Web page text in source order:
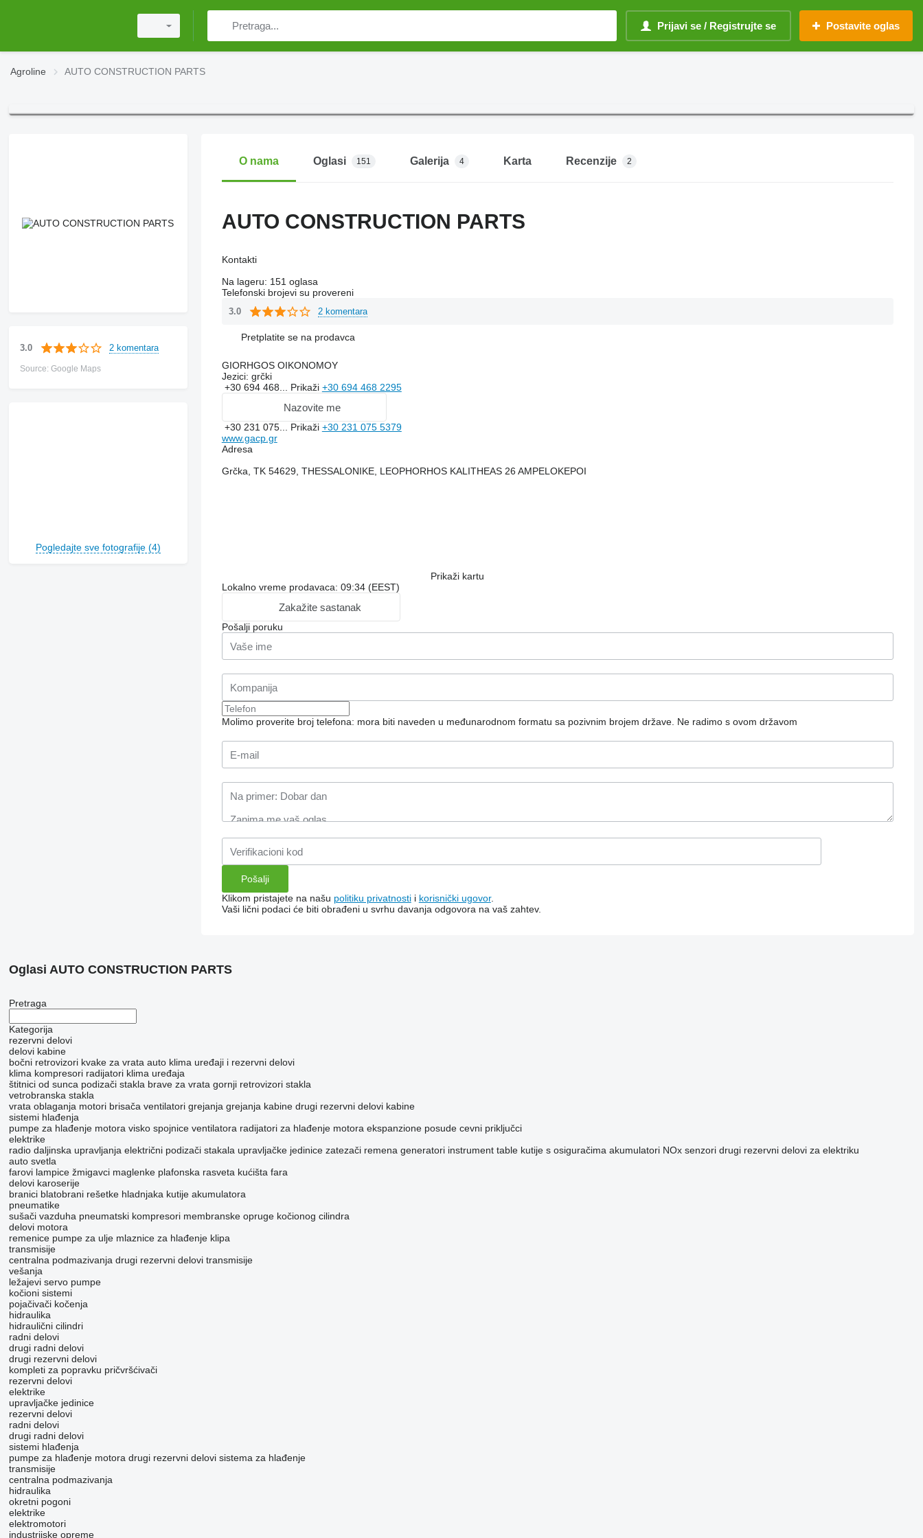
Prijavi se / Registrujte se Postavite oglas
Agroline AUTO CONSTRUCTION PARTS
3.0 2 komentara
Source: Google Maps
Pogledajte sve fotografije (4)
O nama Oglasi 151 Galerija 4 Karta Recenzije 2
AUTO CONSTRUCTION PARTS
Kontakti
Na lageru: 151 oglasa
Telefonski brojevi su provereni
3.0 2 komentara
Pretplatite se na prodavca
GIORHGOS OIKONOMOY
Jezici: grčki
+30 694 468... Prikaži +30 694 468 2295
Nazovite me
+30 231 075... Prikaži +30 231 075 5379
www.gacp.gr
Adresa
Grčka, TK 54629, THESSALONIKE, LEOPHORHOS KALITHEAS 26 AMPELOKEPOI
Prikaži kartu
Lokalno vreme prodavaca: 09:34 (EEST)
Zakažite sastanak
Pošalji poruku
Molimo proverite broj telefona: mora biti naveden u međunarodnom formatu sa pozivnim brojem države. Ne radimo s ovom državom
Klikom pristajete na našu politiku privatnostii korisnički ugovor.
Vaši lični podaci će biti obrađeni u svrhu davanja odgovora na vaš zahtev.
Oglasi AUTO CONSTRUCTION PARTS
Pretraga
Kategorija
rezervni delovi
delovi kabine
bočni retrovizori kvake za vrata auto klima uređaji i rezervni delovi
klima kompresori radijatori klima uređaja
štitnici od sunca podizači stakla brave za vrata gornji retrovizori stakla
vetrobranska stakla
vrata oblaganja motori brisača ventilatori grejanja grejanja kabine drugi rezervni delovi kabine
sistemi hlađenja
pumpe za hlađenje motora visko spojnice ventilatora radijatori za hlađenje motora ekspanzione posude cevni priključci
elektrike
radio daljinska upravljanja električni podizači stakala upravljačke jedinice zatezači remena generatori instrument table kutije s osiguračima akumulatori NOx senzori drugi rezervni delovi za elektriku
auto svetla
farovi lampice žmigavci maglenke plafonska rasveta kućišta fara
delovi karoserije
branici blatobrani rešetke hladnjaka kutije akumulatora
pneumatikе
sušači vazduha pneumatski kompresori membranske opruge kočionog cilindra
delovi motora
remenice pumpe za ulje mlaznice za hlađenje klipa
transmisije
centralna podmazivanja drugi rezervni delovi transmisije
vešanja
ležajevi servo pumpe
kočioni sistemi
pojačivači kočenja
hidraulika
hidraulični cilindri
radni delovi
drugi radni delovi
drugi rezervni delovi
kompleti za popravku pričvršćivači
rezervni delovi
elektrike
upravljačke jedinice
rezervni delovi
radni delovi
drugi radni delovi
sistemi hlađenja
pumpe za hlađenje motora drugi rezervni delovi sistema za hlađenje
transmisije
centralna podmazivanja
hidraulika
okretni pogoni
elektrike
elektromotori
industrijske opreme